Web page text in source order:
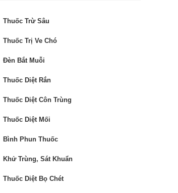
Thuốc Trừ Sâu
Thuốc Trị Ve Chó
Đèn Bắt Muỗi
Thuốc Diệt Rắn
Thuốc Diệt Côn Trùng
Thuốc Diệt Mối
Bình Phun Thuốc
Khử Trùng, Sát Khuẩn
Thuốc Diệt Bọ Chét